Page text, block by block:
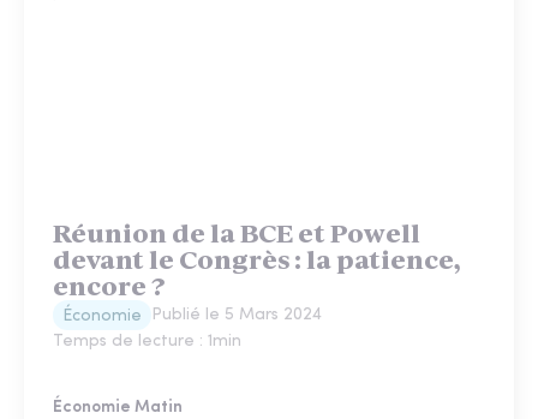
Réunion de la BCE et Powell
devant le Congrès : la patience,
encore ?
Économie Publié le 5 Mars 2024
Temps de lecture : 1min
Économie Matin